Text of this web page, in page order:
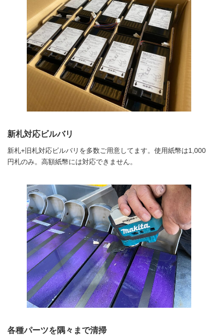
新札対応ビルバリ
新札+旧札対応ビルバリを多数ご用意してます。使用紙幣は1,000
円札のみ。高額紙幣には対応できません。
各種パーツを隅々まで清掃